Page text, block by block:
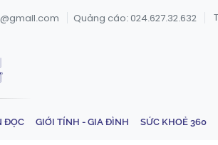
Quảng cáo: 024.627.32.632
ĐỌC GIỚI TÍNH - GIA ĐÌNH SỨC KHOẺ 360